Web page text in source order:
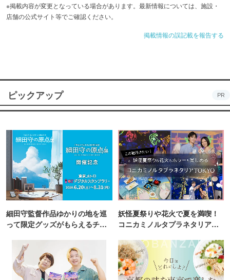
※掲載内容が変更となっている場合があります。最新情報については、施設・
店舗の公式サイト等でご確認ください。
掲載情報の誤記載を報告する
ピックアップ PR
細田守監督作品ゆかりの地を巡
って限定グッズがもらえるチャ
妖怪夏祭りや花火で夏を満喫！
コニカミノルタプラネタリア